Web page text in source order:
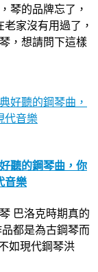
琴的品牌忘了，
老家沒有用過了，
，想請問下這樣
聽的鋼琴曲，你
音樂
巴洛克時期真的
都是為古鋼琴而
如現代鋼琴洪